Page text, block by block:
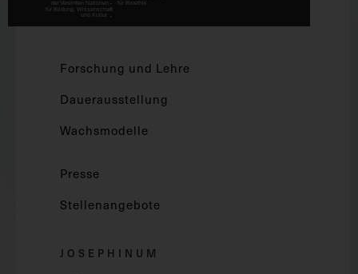
Forschung und Lehre
Dauerausstellung
Wachsmodelle
Presse
Stellenangebote
JOSEPHINUM